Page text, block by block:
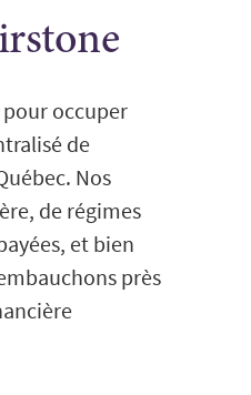
occuper
de
Nos
de régimes
et bien
près